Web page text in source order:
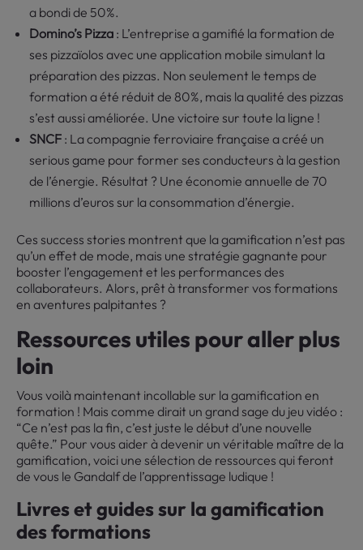
a bondi de 50%.
Domino’s Pizza : L’entreprise a gamifié la formation de
ses pizzaïolos avec une application mobile simulant la
préparation des pizzas. Non seulement le temps de
formation a été réduit de 80%, mais la qualité des pizzas
s’est aussi améliorée. Une victoire sur toute la ligne !
SNCF : La compagnie ferroviaire française a créé un
serious game pour former ses conducteurs à la gestion
de l’énergie. Résultat ? Une économie annuelle de 70
millions d’euros sur la consommation d’énergie.
Ces success stories montrent que la gamification n’est pas
qu’un effet de mode, mais une stratégie gagnante pour
booster l’engagement et les performances des
collaborateurs. Alors, prêt à transformer vos formations
en aventures palpitantes ?
Ressources utiles pour aller plus
loin
Vous voilà maintenant incollable sur la gamification en
formation ! Mais comme dirait un grand sage du jeu vidéo :
“Ce n’est pas la fin, c’est juste le début d’une nouvelle
quête.” Pour vous aider à devenir un véritable maître de la
gamification, voici une sélection de ressources qui feront
de vous le Gandalf de l’apprentissage ludique !
Livres et guides sur la gamification
des formations